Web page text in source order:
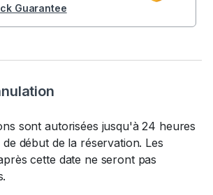
sont autorisées jusqu'à 24 heures
début de la réservation. Les
cette date ne seront pas
Guarantee